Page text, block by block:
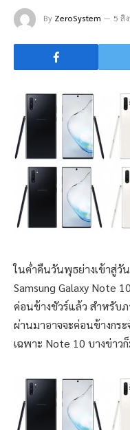
By ZeroSystem 5 สิ
ในค่ำคืนวันพุธย่างเข้าสู่
Samsung Galaxy Note
ค่อนข้างชัวร์แล้ว สำหรับ
ผ่านมาอาจจะค่อนข้างกร
เฉพาะ Note 10 บางข่า